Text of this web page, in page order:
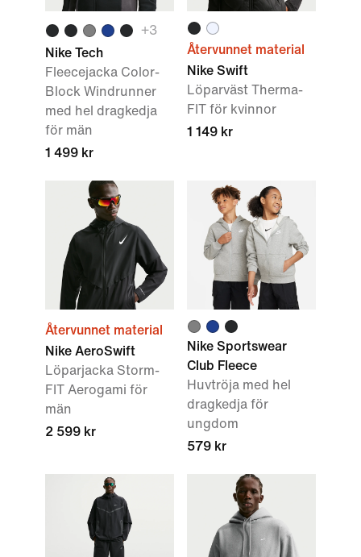
+3
Nike Tech
Fleecejacka Color-
Block Windrunner
med hel dragkedja
för män
1 499 kr
Återvunnet material
Nike Swift
Löparväst Therma-
FIT för kvinnor
1 149 kr
Återvunnet material
Nike AeroSwift
Löparjacka Storm-
FIT Aerogami för
män
2 599 kr
Nike Sportswear
Club Fleece
Huvtröja med hel
dragkedja för
ungdom
579 kr